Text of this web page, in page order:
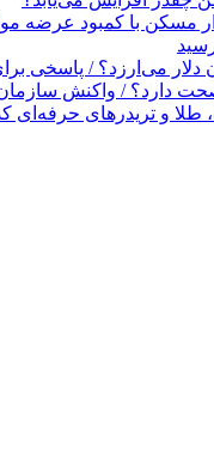
مسکن با کمبود عرضه
طلا و تریدرهای حرفه‌ای